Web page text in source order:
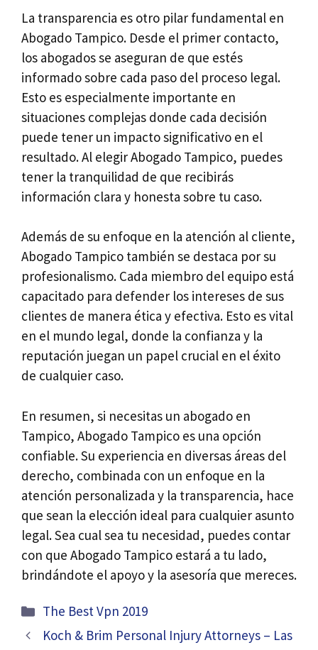
La transparencia es otro pilar fundamental en
Abogado Tampico. Desde el primer contacto,
los abogados se aseguran de que estés
informado sobre cada paso del proceso legal.
Esto es especialmente importante en
situaciones complejas donde cada decisión
puede tener un impacto significativo en el
resultado. Al elegir Abogado Tampico, puedes
tener la tranquilidad de que recibirás
información clara y honesta sobre tu caso.
Además de su enfoque en la atención al cliente,
Abogado Tampico también se destaca por su
profesionalismo. Cada miembro del equipo está
capacitado para defender los intereses de sus
clientes de manera ética y efectiva. Esto es vital
en el mundo legal, donde la confianza y la
reputación juegan un papel crucial en el éxito
de cualquier caso.
En resumen, si necesitas un abogado en
Tampico, Abogado Tampico es una opción
confiable. Su experiencia en diversas áreas del
derecho, combinada con un enfoque en la
atención personalizada y la transparencia, hace
que sean la elección ideal para cualquier asunto
legal. Sea cual sea tu necesidad, puedes contar
con que Abogado Tampico estará a tu lado,
brindándote el apoyo y la asesoría que mereces.
Categories
The Best Vpn 2019
Koch & Brim Personal Injury Attorneys – Las